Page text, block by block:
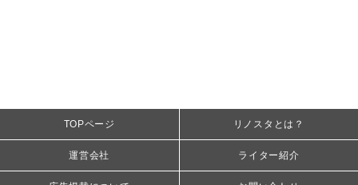
TOPページ リノスタとは？
運営会社 ライター紹介